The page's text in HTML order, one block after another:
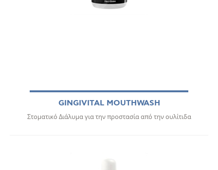
GINGIVITAL MOUTHWASH
Στοματικό Διάλυμα για την προστασία από την ουλίτιδα